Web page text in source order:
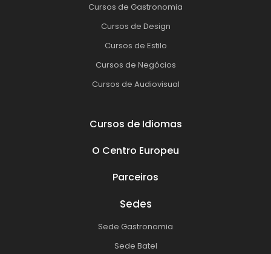
Cursos de Gastronomia
Cursos de Design
Cursos de Estilo
Cursos de Negócios
Cursos de Audiovisual
Cursos de Idiomas
O Centro Europeu
Parceiros
Sedes
Sede Gastronomia
Sede Batel